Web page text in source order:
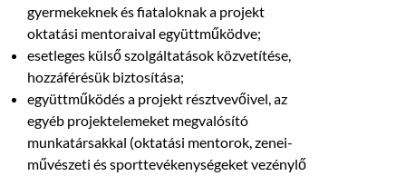
gyermekeknek és fiataloknak a projekt
oktatási mentoraival együttműködve;
esetleges külső szolgáltatások közvetítése,
hozzáférésük biztosítása;
együttműködés a projekt résztvevőivel, az
egyéb projektelemeket megvalósító
munkatársakkal (oktatási mentorok, zenei-
művészeti és sporttevékenységeket vezénylő